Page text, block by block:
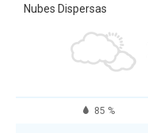
Nubes Dispersas
85 %